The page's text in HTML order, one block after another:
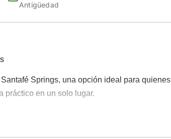
Antigüedad
Springs, una opción ideal para quienes
práctico en un solo lugar.